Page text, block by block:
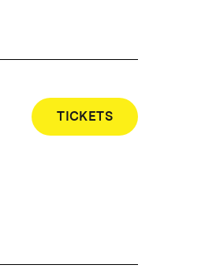
TICKETS